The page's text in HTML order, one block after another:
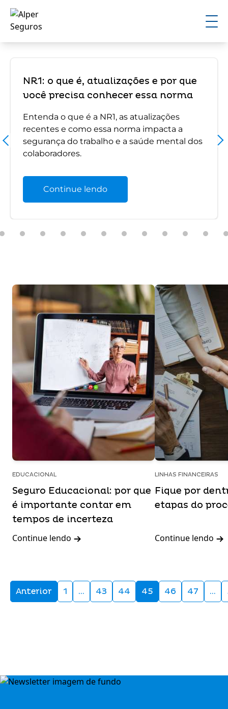
NR1: o que é, atualizações e por que
você precisa conhecer essa norma
Entenda o que é a NR1, as atualizações
recentes e como essa norma impacta a
segurança do trabalho e a saúde mental dos
colaboradores.
Continue lendo
EDUCACIONAL
Seguro Educacional: por que
é importante contar em
tempos de incerteza
Continue lendo
LINHAS FINANCEIRAS
Fique por
etapas do
Continue lendo
Anterior 1 … 43 44 45 46 47 …